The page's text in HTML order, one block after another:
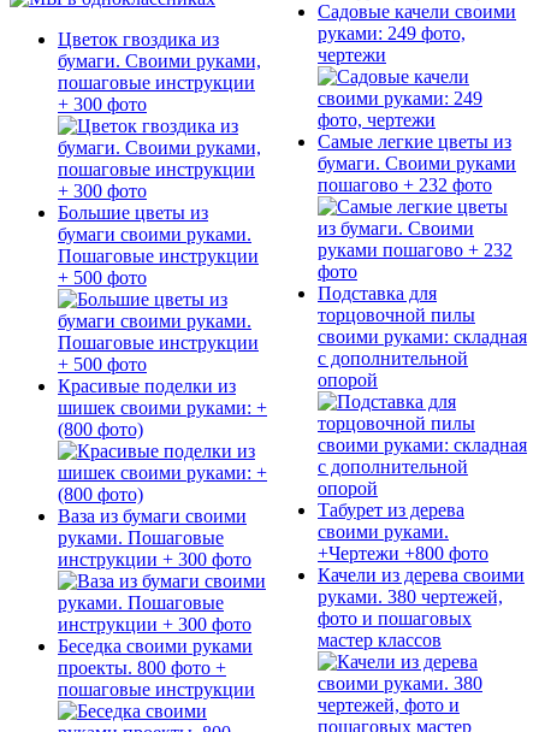
Цветок гвоздика из
бумаги. Своими руками,
пошаговые инструкции
+ 300 фото
Большие цветы из
бумаги своими руками.
Пошаговые инструкции
+ 500 фото
Красивые поделки из
шишек своими руками: +
(800 фото)
Ваза из бумаги своими
руками. Пошаговые
инструкции + 300 фото
Беседка своими руками
проекты. 800 фото +
пошаговые инструкции
Садовые качели своими
руками: 249 фото,
чертежи
Самые легкие цветы из
бумаги. Своими руками
пошагово + 232 фото
Подставка для
торцовочной пилы
своими руками: складная
с дополнительной
опорой
Табурет из дерева
своими руками.
+Чертежи +800 фото
Качели из дерева своими
руками. 380 чертежей,
фото и пошаговых
мастер классов